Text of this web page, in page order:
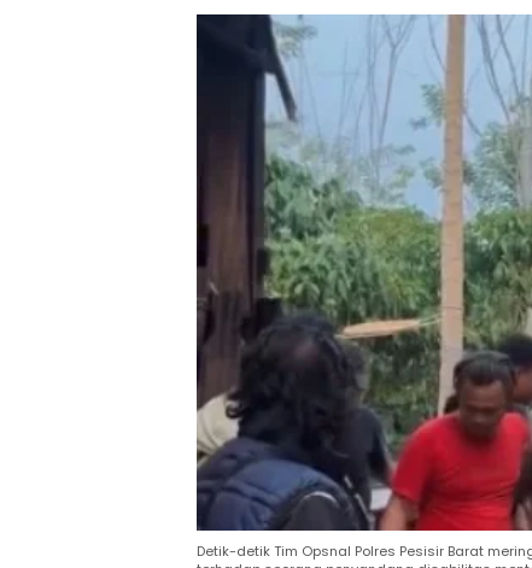
Detik-detik Tim Opsnal Polres Pesisir Barat